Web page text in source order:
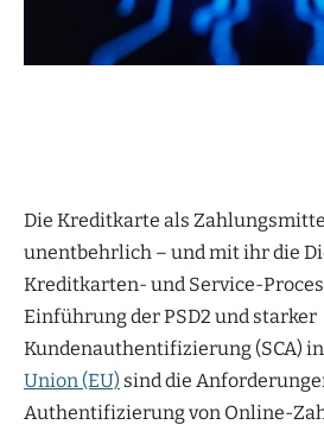
Die Kreditkarte als
unentbehrlich – und mit ihr die
Kreditkarten- und Service-
Einführung der PSD2 und starker
Kundenauthentifizierung (SCA)
Union (EU) sind die
Authentifizierung von Online-